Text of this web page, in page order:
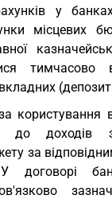
у
місцевих
користування
до доходів
за
договорі